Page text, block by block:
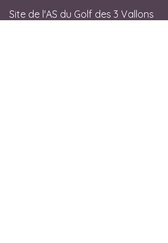
Site de l'AS du Golf des 3 Vallons